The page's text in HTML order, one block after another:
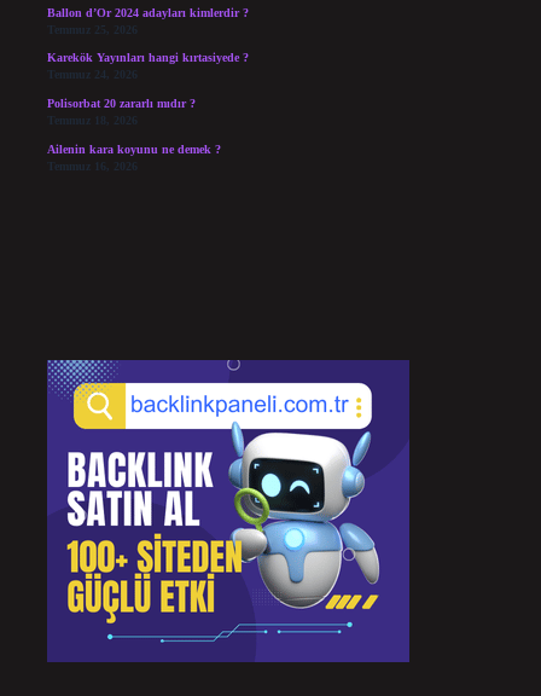
Ballon d’Or 2024 adayları kimlerdir ?
Temmuz 25, 2026
Karekök Yayınları hangi kırtasiyede ?
Temmuz 24, 2026
Polisorbat 20 zararlı mıdır ?
Temmuz 18, 2026
Ailenin kara koyunu ne demek ?
Temmuz 16, 2026